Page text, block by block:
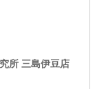
所 三島伊豆店